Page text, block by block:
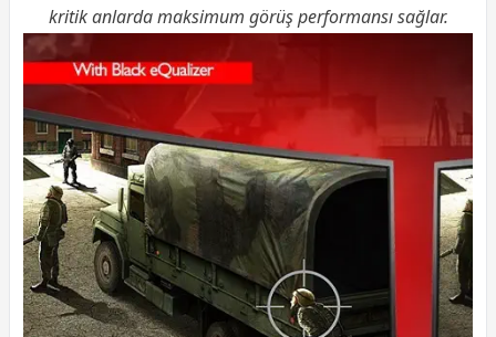
kritik anlarda maksimum görüş performansı sağlar.